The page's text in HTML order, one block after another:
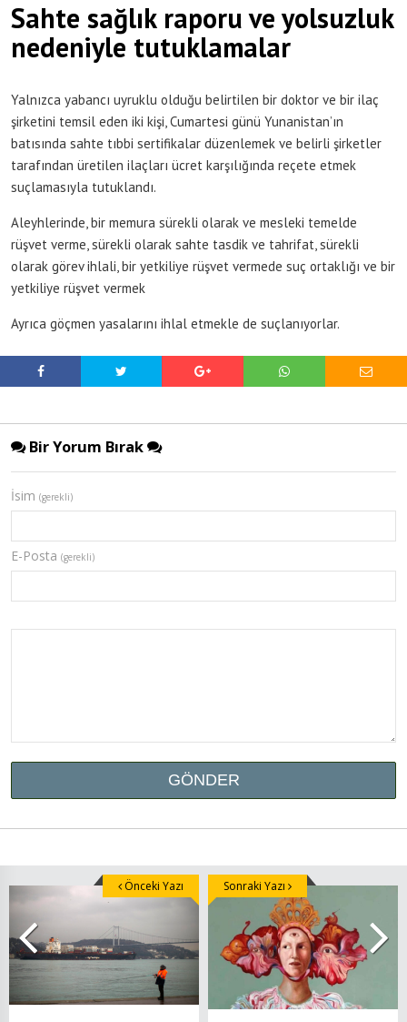
Sahte sağlık raporu ve yolsuzluk
nedeniyle tutuklamalar
Yalnızca yabancı uyruklu olduğu belirtilen bir doktor ve bir ilaç
şirketini temsil eden iki kişi, Cumartesi günü Yunanistan’ın
batısında sahte tıbbi sertifikalar düzenlemek ve belirli şirketler
tarafından üretilen ilaçları ücret karşılığında reçete etmek
suçlamasıyla tutuklandı.
Aleyhlerinde, bir memura sürekli olarak ve mesleki temelde
rüşvet verme, sürekli olarak sahte tasdik ve tahrifat, sürekli
olarak görev ihlali, bir yetkiliye rüşvet vermede suç ortaklığı ve bir
yetkiliye rüşvet vermek
Ayrıca göçmen yasalarını ihlal etmekle de suçlanıyorlar.
Bir Yorum Bırak
İsim (gerekli)
E-Posta (gerekli)
Önceki Yazı Sonraki Yazı